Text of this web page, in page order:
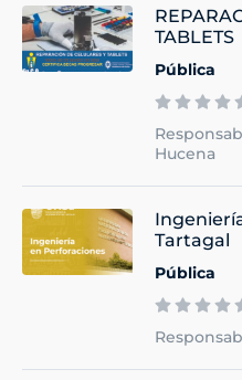
TABLETS
Pública
Hucena
Tartagal
Pública